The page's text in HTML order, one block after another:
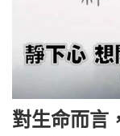
對生命而言